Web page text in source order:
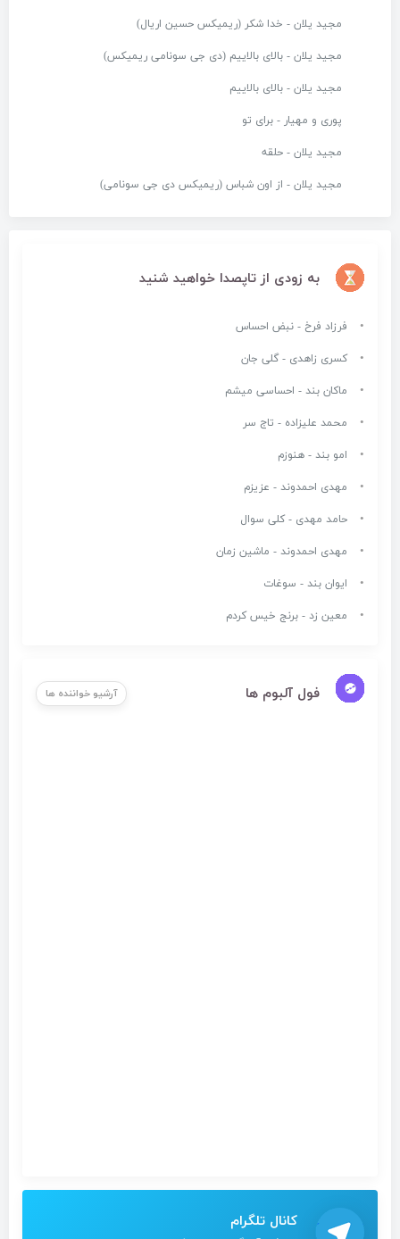
مجید یلان - خدا شکر (ریمیکس حسین اریال)
مجید یلان - بالای بالاییم (دی جی سونامی ریمیکس)
مجید یلان - بالای بالاییم
پوری و مهیار - برای تو
مجید یلان - حلقه
مجید یلان - از اون شباس (ریمیکس دی جی سونامی)
به زودی از تاپصدا خواهید شنید
فرزاد فرخ - نبض احساس
کسری زاهدی - گلی جان
ماکان بند - احساسی میشم
محمد علیزاده - تاج سر
امو بند - هنوزم
مهدی احمدوند - عزیزم
حامد مهدی - کلی سوال
مهدی احمدوند - ماشین زمان
ایوان بند - سوغات
معین زد - برنج خیس کردم
فول آلبوم ها آرشیو خواننده ها
کانال تلگرام